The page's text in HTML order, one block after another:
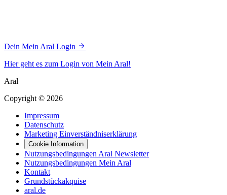
Dein Mein Aral Login
Hier geht es zum Login von Mein Aral!
Aral
Copyright © 2026
Impressum
Datenschutz
Marketing Einverständniserklärung
Cookie Information
Nutzungsbedingungen Aral Newsletter
Nutzungsbedingungen Mein Aral
Kontakt
Grundstückakquise
aral.de